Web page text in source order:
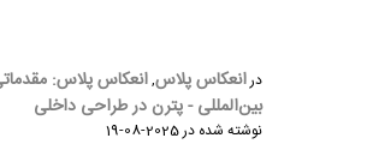
درانعکاس پلاس,انعکاس پلاس:
بین‌المللی - پترن در طراحی داخلی
نوشته شده در2025-08-19